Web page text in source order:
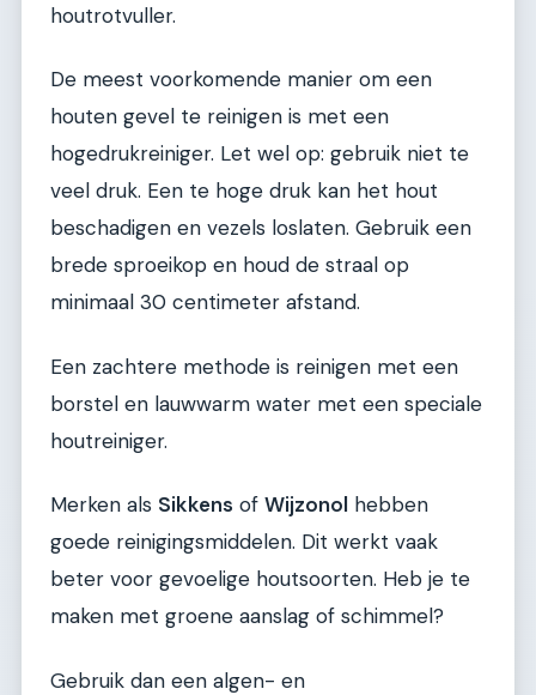
houtrotvuller.
De meest voorkomende manier om een
houten gevel te reinigen is met een
hogedrukreiniger. Let wel op: gebruik niet te
veel druk. Een te hoge druk kan het hout
beschadigen en vezels loslaten. Gebruik een
brede sproeikop en houd de straal op
minimaal 30 centimeter afstand.
Een zachtere methode is reinigen met een
borstel en lauwwarm water met een speciale
houtreiniger.
Merken als Sikkens of Wijzonol hebben
goede reinigingsmiddelen. Dit werkt vaak
beter voor gevoelige houtsoorten. Heb je te
maken met groene aanslag of schimmel?
Gebruik dan een algen- en